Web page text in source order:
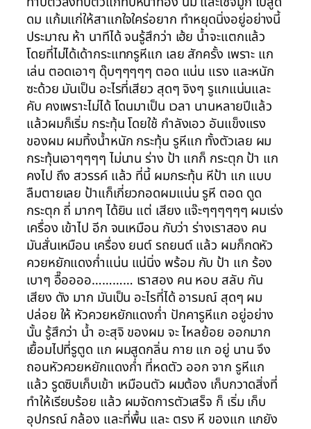
ดม แก้มแก่ให้สาแกใจใคร่อยาก ทำหยุดนิ่งอยู่อย่างนี้
ประมาณ ห้า นาทีได้ จนรู้สึกว่า เฮ้ย น้ำจะแตกแล้ว
โดยที่ไม่ได้เด้ากระแทกรูหีแก เลย สักครั้ง เพราะ แก
เล่น ตอดเอาๆ ดุ๊บๆๆๆๆๆ ตอด แน่น แรง และหนัก
ซะด้วย มันเป็น อะไรที่เสียว สุดๆ จิงๆ รูแกแน่นและ
คับ คงเพราะไม่ได้ โดนมาเป็น เวลา นานหลายปีแล้ว
แล้วผมก็เริ่ม กระทุ้น โดยใช้ กำลังเอว อันแข็งแรง
ของผม ผมทิ้งน้ำหนัก กระทุ้น รูหีแก ทั้งตัวเลย ผม
กระทุ้นเอาๆๆๆๆ ไม่นาน ร่าง ป้า แกก็ กระตุก ป้า แก
คงไป ถึง สวรรค์ แล้ว ที่นี้ ผมกระทุ้น หีป้า แก แบบ
ลืมตายเลย ป้าแก็เกี่ยวกอดผมแน่น รูหี ตอด ดูด
กระตุก ถี่ มากๆ ได้ยิน แต่ เสียง แจ๊ะๆๆๆๆๆๆ ผมเร่ง
เครื่อง เข้าไป อีก จนเหมือน กับว่า ร่างเราสอง คน
มันสั่นเหมือน เครื่อง ยนต์ รถยนต์ แล้ว ผมก็กดหัว
ควยหยักแดงก่ำแน่น แน่นิ่ง พร้อม กับ ป้า แก ร้อง
เบาๆ อื๊ออออ………… เราสอง คน หอบ สลับ กัน
เสียง ดัง มาก มันเป็น อะไรที่ได้ อารมณ์ สุดๆ ผม
ปล่อย ให้ หัวควยหยักแดงก่ำ ปักคารูหีแก อยู่อย่าง
นั้น รู้สึกว่า น้ำ อะสุจิ ของผม จะ ไหลย้อย ออกมาก
เยื้อมไปที่รูตูด แก ผมสูดกลิ่น กาย แก อยู่ นาน จึง
ถอนหัวควยหยักแดงก่ำ ที่หดตัว ออก จาก รูหีแก
แล้ว รูดซิบเก็บเข้า เหมือนตัว ผมต้อง เก็บกวาดสิ่งที่
ทำให้เรียบร้อย แล้ว ผมจัดการตัวเสร็จ ก็ เริ่ม เก็บ
อุปกรณ์ กล้อง และที่พื้น และ ตรง หี ของแก แกยัง